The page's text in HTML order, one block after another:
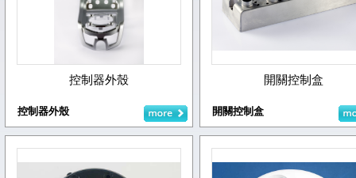
控制器外殼
控制器外殼
開關控制盒
開關控制盒